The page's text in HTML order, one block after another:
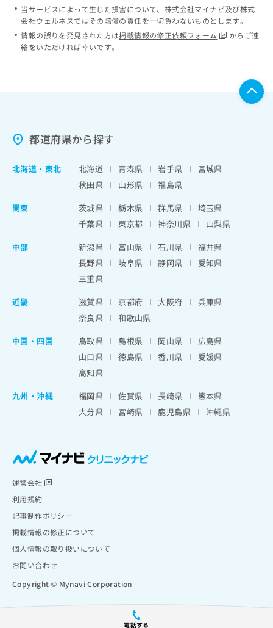
電話する
当サービスによって生じた損害について、株式会社マイナビ及び株式
会社ウェルネスではその賠償の責任を一切負わないものとします。
情報の誤りを発見された方は掲載情報の修正依頼フォーム
からご連
絡をいただければ幸いです。
都道府県から探す
北海道 ・ 東北 北海道 青森県 岩手県
宮城県
秋田県
山形県
福島県
関東
茨城県 栃木県 群馬県
埼玉県
千葉県
東京都 神奈川県
山梨県
中部
新潟県 富山県 石川県
福井県
長野県
岐阜県 静岡県
愛知県
三重県
近畿
滋賀県 京都府 大阪府
兵庫県
奈良県
和歌山県
中国・四国
鳥取県 島根県 岡山県
広島県
山口県
徳島県 香川県
愛媛県
高知県
九州・沖縄
福岡県 佐賀県 長崎県
熊本県
大分県
宮崎県 鹿児島県 沖縄県
運営会社
利用規約
記事制作ポリシー
掲載情報の修正について
個人情報の取り扱いについて
お問い合わせ
Copyright © Mynavi Corporation